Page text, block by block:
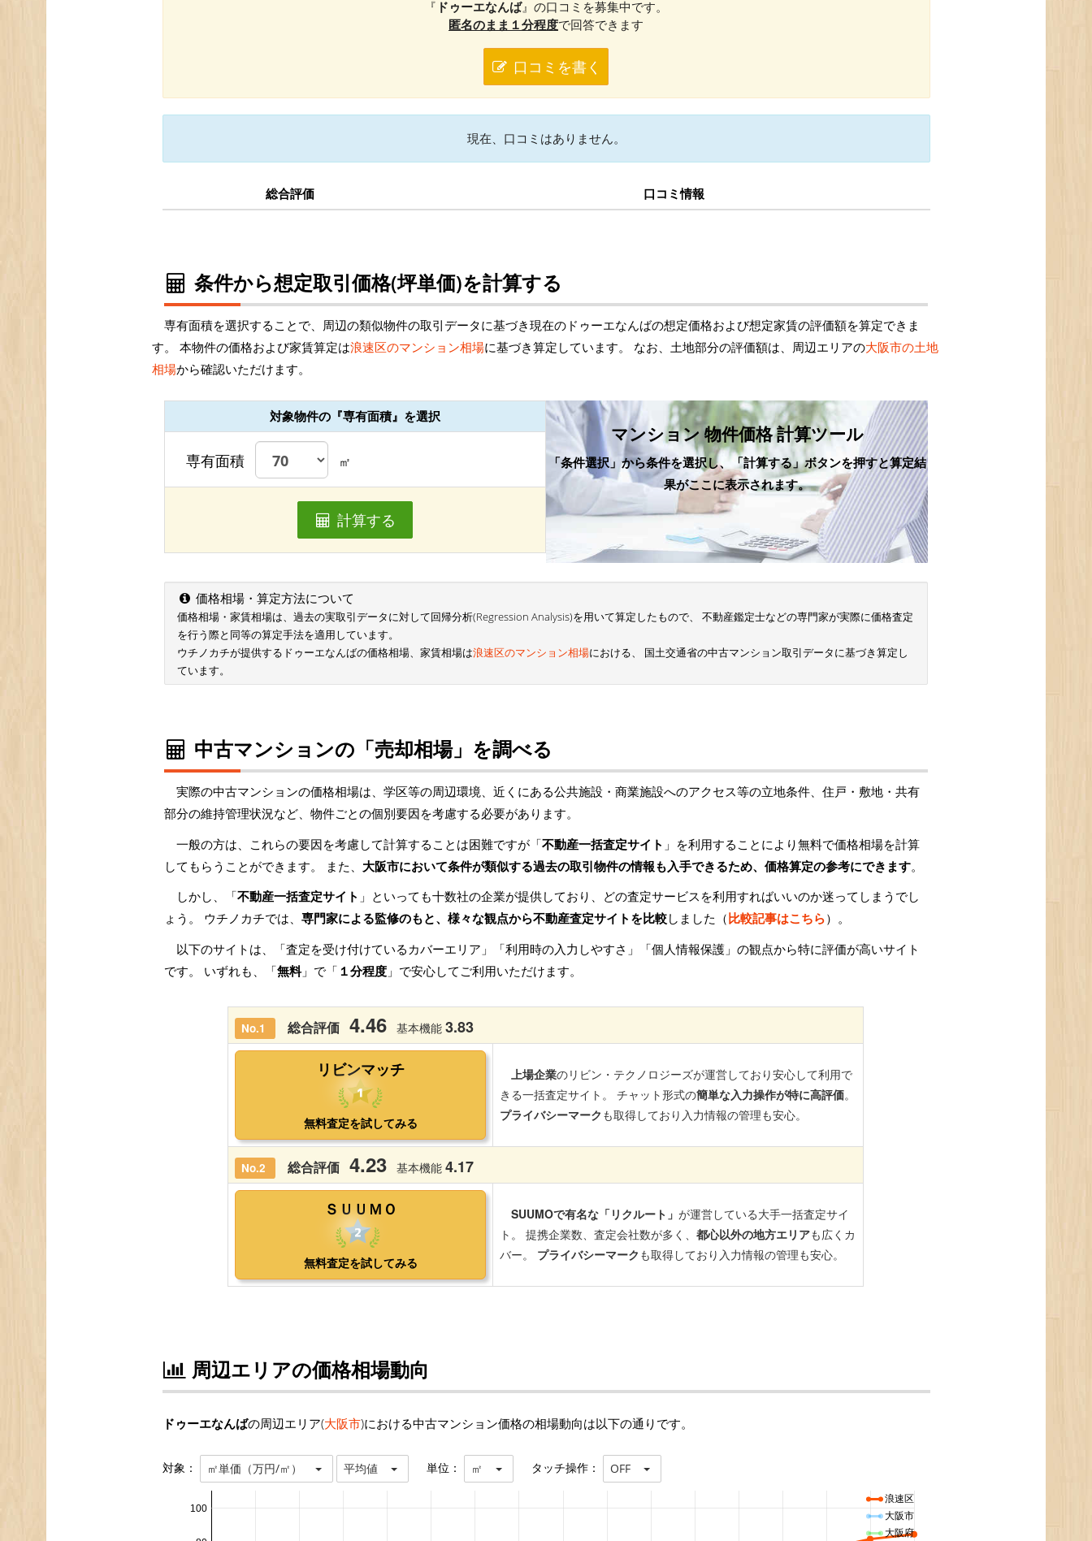
『 ドゥーエなんば』の口コミを募集中です。
匿名のまま１分程度で回答できます
口コミを書く
現在、口コミはありません。
総合評価 口コミ情報
条件から想定取引価格(坪単価)を計算する
専有面積を選択することで、周辺の類似物件の取引データに基づき現在のドゥーエなんばの想定価格および想定家賃の評価額を算定できま
す。 本物件の価格および家賃算定は浪速区のマンション相場に基づき算定しています。 なお、土地部分の評価額は、周辺エリアの大阪市の土地
相場から確認いただけます。
対象物件の『専有面積』を選択
専有面積 ㎡
計算する
マンション 物件価格 計算ツール
「条件選択」から条件を選択し、「計算する」ボタンを押すと算定結
果がここに表示されます。
価格相場・算定方法について
価格相場・家賃相場は、過去の実取引データに対して回帰分析(Regression Analysis)を用いて算定したもので、 不動産鑑定士などの専門家が実際に価格査定
を行う際と同等の算定手法を適用しています。
ウチノカチが提供するドゥーエなんばの価格相場、家賃相場は浪速区のマンション相場における、 国土交通省の中古マンション取引データに基づき算定し
ています。
中古マンションの「売却相場」を調べる
実際の中古マンションの価格相場は、学区等の周辺環境、近くにある公共施設・商業施設へのアクセス等の立地条件、住戸・敷地・共有
部分の維持管理状況など、物件ごとの個別要因を考慮する必要があります。
一般の方は、これらの要因を考慮して計算することは困難ですが「不動産一括査定サイト 」を利用することにより無料で価格相場を計算
してもらうことができます。 また、 大阪市において条件が類似する過去の取引物件の情報も入手できるため、価格算定の参考にできます。
しかし、「不動産一括査定サイト 」といっても十数社の企業が提供しており、どの査定サービスを利用すればいいのか迷ってしまうでし
ょう。 ウチノカチでは、 専門家による監修のもと、様々な観点から不動産査定サイトを比較しました（比較記事はこちら）。
以下のサイトは、「査定を受け付けているカバーエリア」「利用時の入力しやすさ」「個人情報保護」の観点から特に評価が高いサイト
です。 いずれも、「無料」で「 １分程度 」で安心してご利用いただけます。
周辺エリアの価格相場動向
ドゥーエなんばの周辺エリア(大阪市)における中古マンション価格の相場動向は以下の通りです。
対象： ㎡単価（万円/㎡） 平均値 単位： ㎡ タッチ操作： OFF
100
浪速区
大阪市
大阪府